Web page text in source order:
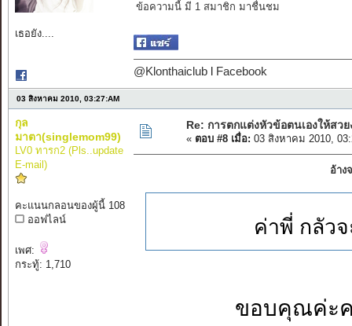
เธอยัง....
ข้อความนี้ มี 1 สมาชิก มาชื่นชม
@Klonthaiclubl Facebook
03 สิงหาคม 2010, 03:27:AM
กุล
มาตา(singlemom99)
LV0 ทารก2 (Pls..update
E-mail)
คะแนนกลอนของผู้นี้ 108
ออฟไลน์
เพศ:
กระทู้: 1,710
Re: การตกแต่งหัวข้อตนเองให้สวย
« ตอบ #8 เมื่อ: 03 สิงหาคม 2010,
อ้าง
ค่าพี่ กลัว
ขอบคุณค่ะค